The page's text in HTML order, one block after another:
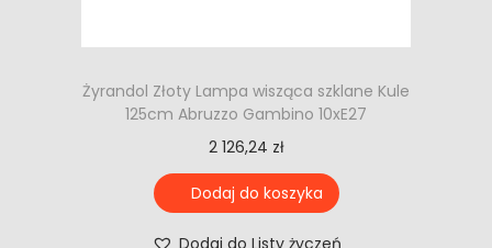
Żyrandol Złoty Lampa wisząca szklane Kule
125cm Abruzzo Gambino 10xE27
2 126,24 zł
Dodaj do koszyka
Dodaj do Listy życzeń